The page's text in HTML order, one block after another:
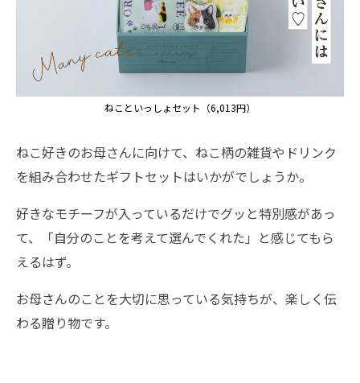
ねこといっしょセット（6,013円）
ねこ好きのお母さんに向けて、ねこ柄の雑貨やドリンク
を組み合わせたギフトセットはいかがでしょうか。
好きなモチーフが入っているだけでグッと特別感があっ
て、「自分のことを考えて選んでくれた」と感じてもら
えるはず。
お母さんのことを大切に思っている気持ちが、楽しく伝
わる贈り物です。